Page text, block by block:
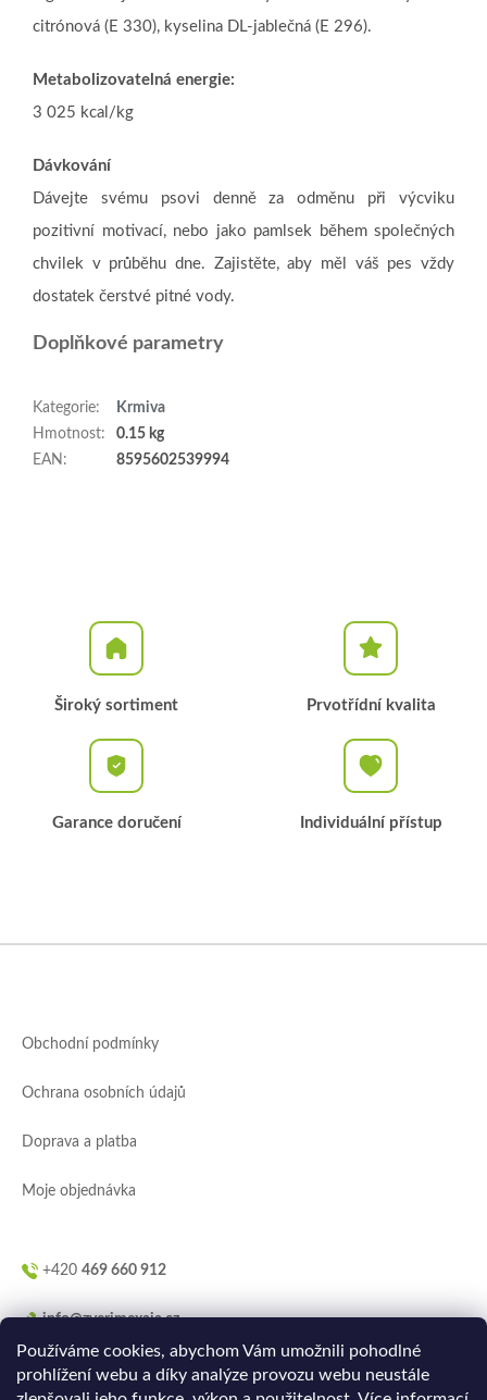
Používáme cookies, abychom Vám umožnili pohodlné
prohlížení webu a díky analýze provozu webu neustále
citrónová (E 330), kyselina DL-jablečná (E 296).
Metabolizovatelná energie:
3 025 kcal/kg
Dávkování
Dávejte svému psovi denně za odměnu při výcviku
pozitivní motivací, nebo jako pamlsek během společných
chvilek v průběhu dne. Zajistěte, aby měl váš pes vždy
dostatek čerstvé pitné vody.
Doplňkové parametry
Kategorie:
Krmiva
Hmotnost:
0.15 kg
EAN : 8595602539994
Široký sortiment Prvotřídní kvalita
Garance doručení Individuální přístup
Obchodní podmínky
Ochrana osobních údajů
Doprava a platba
Moje objednávka
+420 469 660 912
info@zverimexaja.cz